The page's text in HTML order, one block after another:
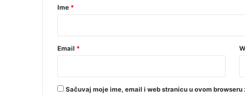
r
Ime *
Email *
Sačuvaj moje ime, email i web stranicu u ovom browseru